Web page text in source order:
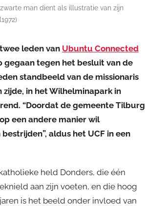
man dient als illustratie van zijn
leden van Ubuntu Connected
gegaan tegen het besluit van de
standbeeld van de missionaris
zijde, in het Wilhelminapark in
“Doordat de gemeente Tilburg
een andere manier wil
aldus het UCF in een
held Donders, die één
aan zijn voeten, en die hoog
is het beeld onder invloed van